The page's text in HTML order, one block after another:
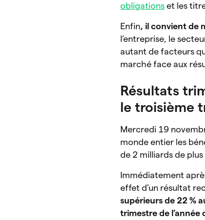
obligations et les
Enfin, il convient de
l’entreprise, le
autant de facteurs
marché face aux
Résultats
le troisième
Mercredi 19
monde entier les
de 2 milliards de
Immédiatement
effet d’un résultat
supérieurs de 22 %
trimestre de l’année